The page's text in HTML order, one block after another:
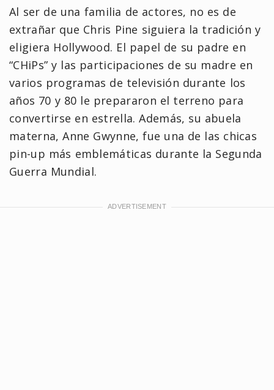
Al ser de una familia de actores, no es de
extrañar que Chris Pine siguiera la tradición y
eligiera Hollywood. El papel de su padre en
“CHiPs” y las participaciones de su madre en
varios programas de televisión durante los
años 70 y 80 le prepararon el terreno para
convertirse en estrella. Además, su abuela
materna, Anne Gwynne, fue una de las chicas
pin-up más emblemáticas durante la Segunda
Guerra Mundial.